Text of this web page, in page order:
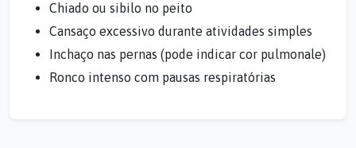
Chiado ou sibilo no peito
Cansaço excessivo durante atividades simples
Inchaço nas pernas (pode indicar cor pulmonale)
Ronco intenso com pausas respiratórias